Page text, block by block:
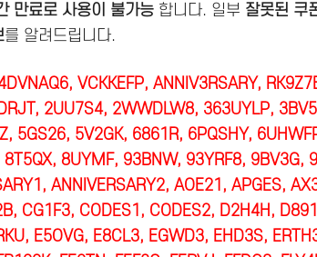
만료로 사용이 불가능 합니다. 일부 잘못된 쿠
를 알려드립니다.
VCKKEFP, ANNIV3RSARY,
2UU7S4, 2WWDLW8, 363UYLP,
5GS26, 5V2GK, 6861R, 6PQSHY,
8UYMF, 93BNW, 93YRF8, 9BV3G,
ANNIVERSARY2, AOE21, APGES,
CG1F3, CODES1, CODES2, D2H4H,
E5OVG, E8CL3, EGWD3, EHD3S,